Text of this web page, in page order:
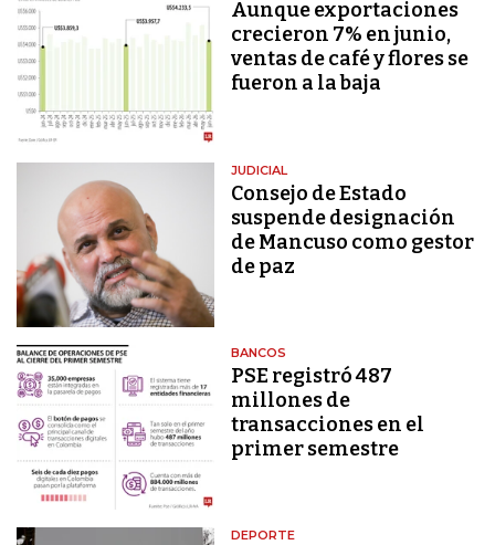
Aunque exportaciones
crecieron 7% en junio,
ventas de café y flores se
fueron a la baja
JUDICIAL
Consejo de Estado
suspende designación
de Mancuso como gestor
de paz
BANCOS
PSE registró 487
millones de
transacciones en el
primer semestre
DEPORTE